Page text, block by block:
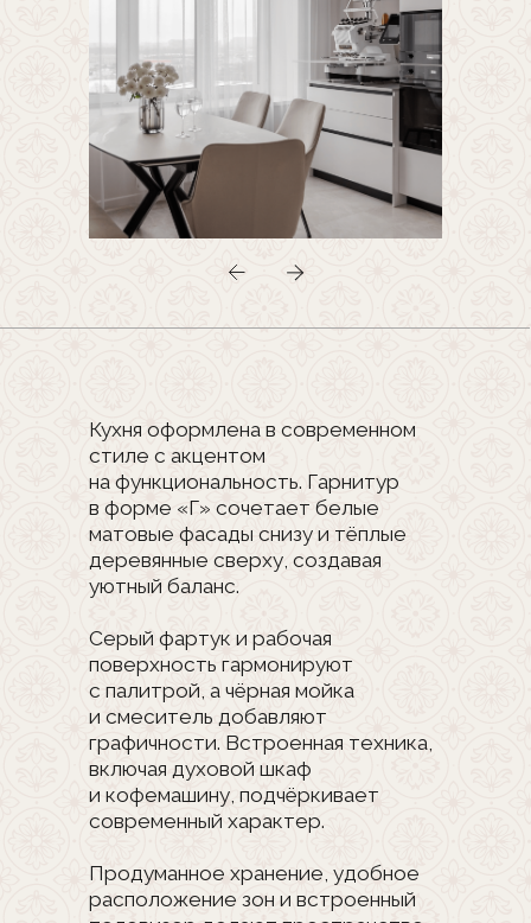
Спальня родителей выполнена
в современной элегантности
с бежевыми, пудровыми
и древесными оттенками,
Центральный акцент — кровать
окраску.
Встроенный шкаф
и минималистичная тумба
под телевизор поддерживают
лаконичность, многоуровневое
освещение с латунными акцентами
добавляет тепла. Пудровые шторы
перекликаются с цветом кровати,
и рамка — вносят личный штрих.
Особое очарование пространству
придаёт светлая кошка,
гармонично вписывающаяся
в интерьер.